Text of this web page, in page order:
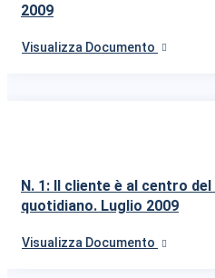
2009
Visualizza Documento
N. 1: Il cliente è al centro
quotidiano. Luglio 2009
Visualizza Documento